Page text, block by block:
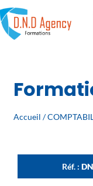
Accueil /
Réf. :